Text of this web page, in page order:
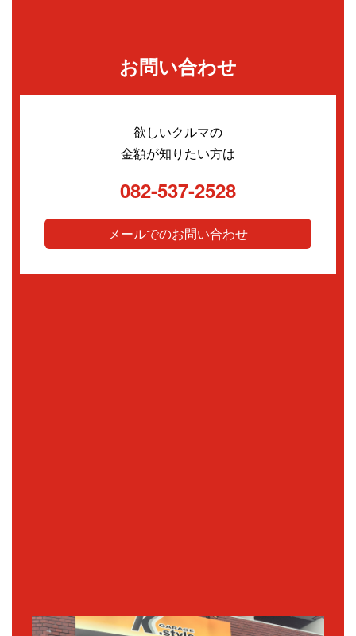
お問い合わせ
欲しいクルマの
金額が知りたい方は
082-537-2528
メールでのお問い合わせ